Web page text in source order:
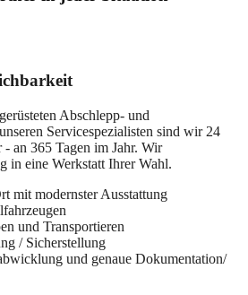
Abschlepp- und
Servicespezialisten sind wir 24
an 365 Tagen im Jahr. Wir
in eine Werkstatt Ihrer Wahl.
mit modernster Ausstattung
und Transportieren
/ Sicherstellung
und genaue Dokumentation/